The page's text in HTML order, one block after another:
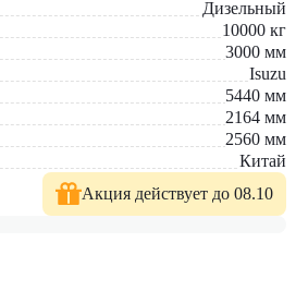
Дизельный
10000 кг
3000 мм
Isuzu
5440 мм
2164 мм
2560 мм
Китай
Акция действует до 08.10